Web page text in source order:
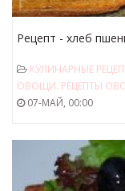
Рецепт - хлеб
КУЛИНАРНЫЕ
ОВОЩИ. РЕЦЕПТЫ
07-МАЙ, 00:00